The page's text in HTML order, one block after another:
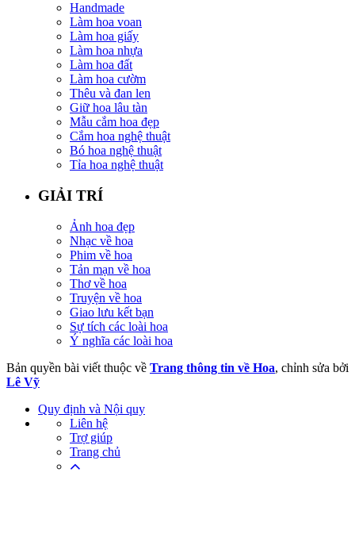
Handmade
Làm hoa voan
Làm hoa giấy
Làm hoa nhựa
Làm hoa đất
Làm hoa cườm
Thêu và đan len
Giữ hoa lâu tàn
Mẫu cắm hoa đẹp
Cắm hoa nghệ thuật
Bó hoa nghệ thuật
Tỉa hoa nghệ thuật
GIẢI TRÍ
Ảnh hoa đẹp
Nhạc về hoa
Phim về hoa
Tản mạn về hoa
Thơ về hoa
Truyện về hoa
Giao lưu kết bạn
Sự tích các loài hoa
Ý nghĩa các loài hoa
Bản quyền bài viết thuộc về Trang thông tin về Hoa, chỉnh sửa bởi
Lê Vỹ
Quy định và Nội quy
Liên hệ
Trợ giúp
Trang chủ